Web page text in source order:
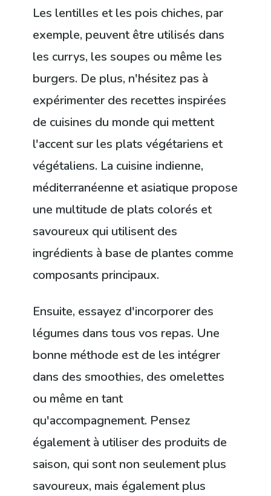
Les lentilles et les pois chiches, par
exemple, peuvent être utilisés dans
les currys, les soupes ou même les
burgers. De plus, n'hésitez pas à
expérimenter des recettes inspirées
de cuisines du monde qui mettent
l'accent sur les plats végétariens et
végétaliens. La cuisine indienne,
méditerranéenne et asiatique propose
une multitude de plats colorés et
savoureux qui utilisent des
ingrédients à base de plantes comme
composants principaux.
Ensuite, essayez d'incorporer des
légumes dans tous vos repas. Une
bonne méthode est de les intégrer
dans des smoothies, des omelettes
ou même en tant
qu'accompagnement. Pensez
également à utiliser des produits de
saison, qui sont non seulement plus
savoureux, mais également plus